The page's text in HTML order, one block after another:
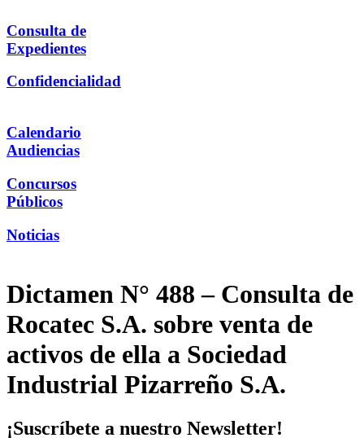
Consulta de
Expedientes
Confidencialidad
Calendario
Audiencias
Concursos
Públicos
Noticias
Dictamen N° 488 – Consulta de
Rocatec S.A. sobre venta de
activos de ella a Sociedad
Industrial Pizarreño S.A.
¡Suscríbete a nuestro Newsletter!